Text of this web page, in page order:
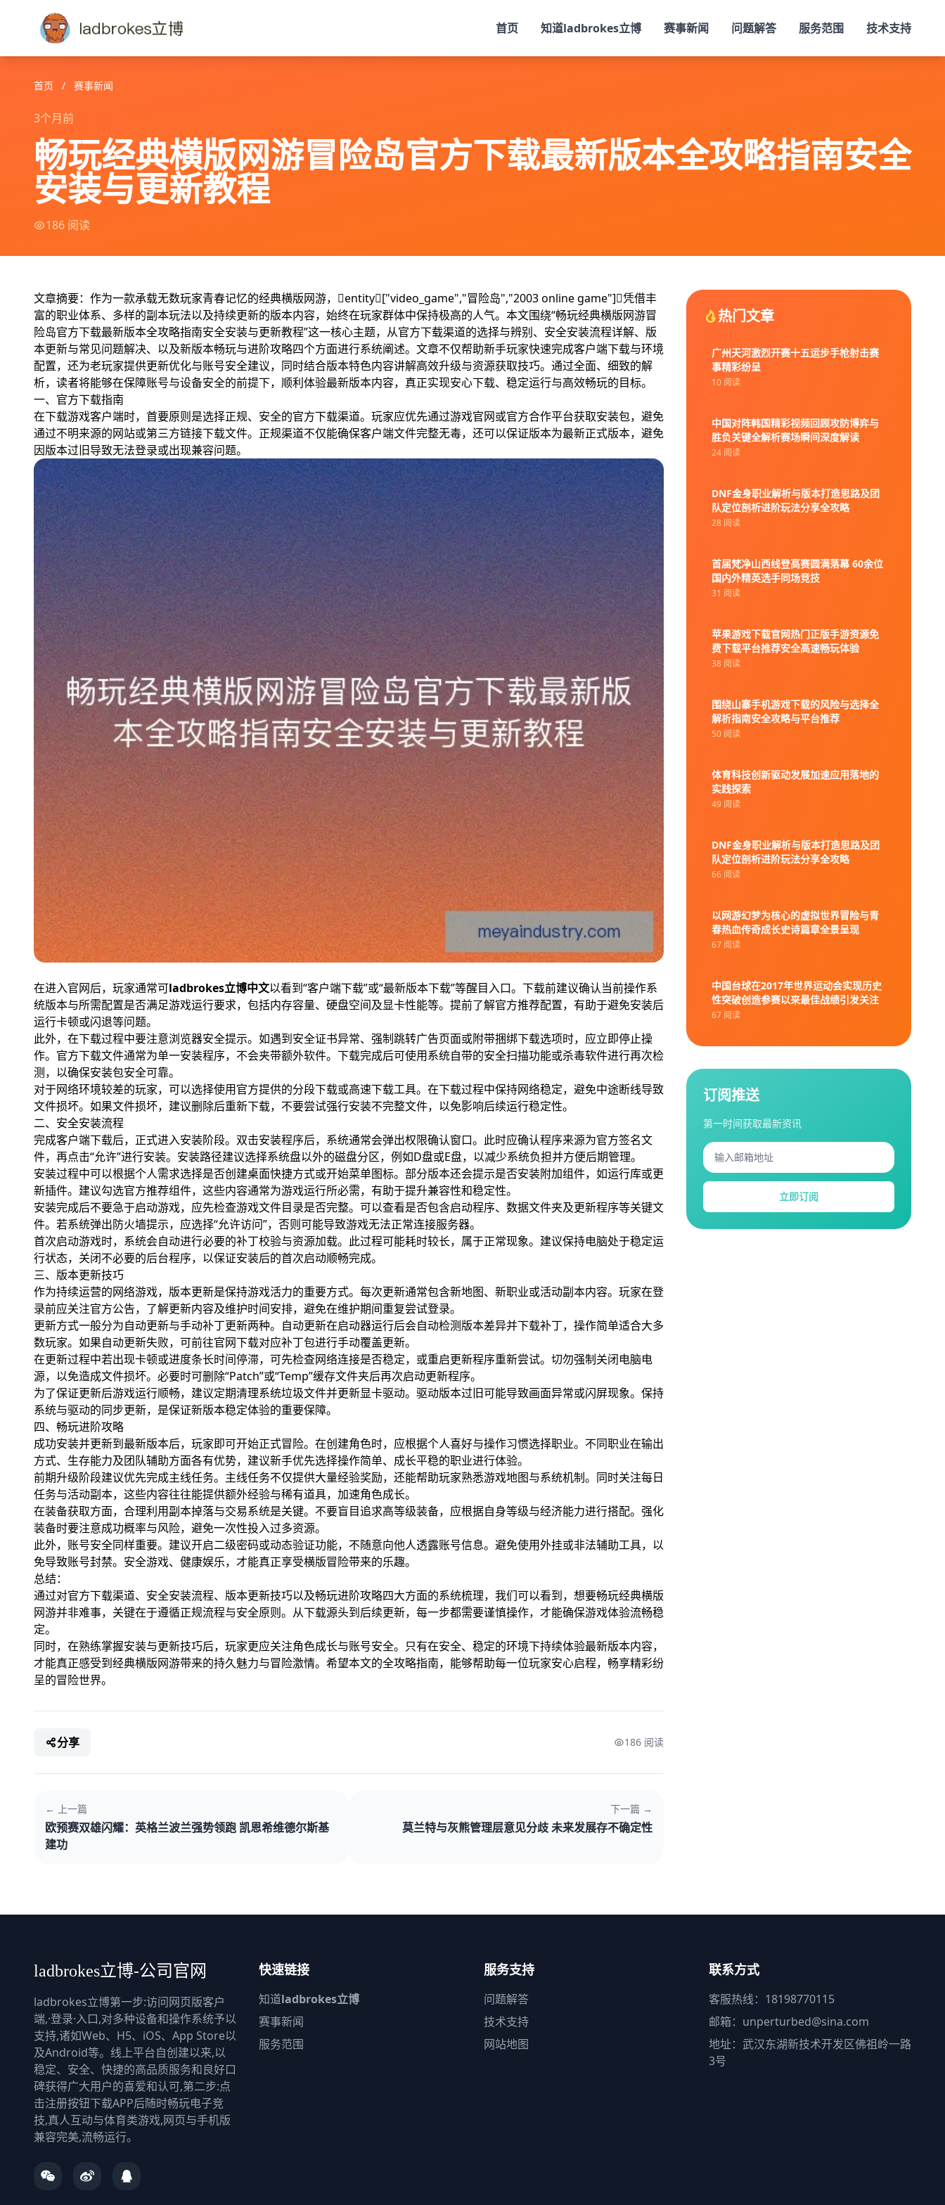
首页 知道ladbrokes立博 赛事新闻 问题解答 服务范围 技术支持
首页 / 赛事新闻
3个月前
畅玩经典横版网游冒险岛官方下载最新版本全攻略指南安全
安装与更新教程
186 阅读
文章摘要：作为一款承载无数玩家青春记忆的经典横版网游，entity["video_game","冒险岛","2003 online game"]凭借丰
富的职业体系、多样的副本玩法以及持续更新的版本内容，始终在玩家群体中保持极高的人气。本文围绕“畅玩经典横版网游冒
险岛官方下载最新版本全攻略指南安全安装与更新教程”这一核心主题，从官方下载渠道的选择与辨别、安全安装流程详解、版
本更新与常见问题解决、以及新版本畅玩与进阶攻略四个方面进行系统阐述。文章不仅帮助新手玩家快速完成客户端下载与环境
配置，还为老玩家提供更新优化与账号安全建议，同时结合版本特色内容讲解高效升级与资源获取技巧。通过全面、细致的解
析，读者将能够在保障账号与设备安全的前提下，顺利体验最新版本内容，真正实现安心下载、稳定运行与高效畅玩的目标。
一、官方下载指南
在下载游戏客户端时，首要原则是选择正规、安全的官方下载渠道。玩家应优先通过游戏官网或官方合作平台获取安装包，避免
通过不明来源的网站或第三方链接下载文件。正规渠道不仅能确保客户端文件完整无毒，还可以保证版本为最新正式版本，避免
因版本过旧导致无法登录或出现兼容问题。
在进入官网后，玩家通常可ladbrokes立博中文以看到“客户端下载”或“最新版本下载”等醒目入口。下载前建议确认当前操作系
统版本与所需配置是否满足游戏运行要求，包括内存容量、硬盘空间及显卡性能等。提前了解官方推荐配置，有助于避免安装后
运行卡顿或闪退等问题。
此外，在下载过程中要注意浏览器安全提示。如遇到安全证书异常、强制跳转广告页面或附带捆绑下载选项时，应立即停止操
作。官方下载文件通常为单一安装程序，不会夹带额外软件。下载完成后可使用系统自带的安全扫描功能或杀毒软件进行再次检
测，以确保安装包安全可靠。
对于网络环境较差的玩家，可以选择使用官方提供的分段下载或高速下载工具。在下载过程中保持网络稳定，避免中途断线导致
文件损坏。如果文件损坏，建议删除后重新下载，不要尝试强行安装不完整文件，以免影响后续运行稳定性。
二、安全安装流程
完成客户端下载后，正式进入安装阶段。双击安装程序后，系统通常会弹出权限确认窗口。此时应确认程序来源为官方签名文
件，再点击“允许”进行安装。安装路径建议选择系统盘以外的磁盘分区，例如D盘或E盘，以减少系统负担并方便后期管理。
安装过程中可以根据个人需求选择是否创建桌面快捷方式或开始菜单图标。部分版本还会提示是否安装附加组件，如运行库或更
新插件。建议勾选官方推荐组件，这些内容通常为游戏运行所必需，有助于提升兼容性和稳定性。
安装完成后不要急于启动游戏，应先检查游戏文件目录是否完整。可以查看是否包含启动程序、数据文件夹及更新程序等关键文
件。若系统弹出防火墙提示，应选择“允许访问”，否则可能导致游戏无法正常连接服务器。
首次启动游戏时，系统会自动进行必要的补丁校验与资源加载。此过程可能耗时较长，属于正常现象。建议保持电脑处于稳定运
行状态，关闭不必要的后台程序，以保证安装后的首次启动顺畅完成。
三、版本更新技巧
作为持续运营的网络游戏，版本更新是保持游戏活力的重要方式。每次更新通常包含新地图、新职业或活动副本内容。玩家在登
录前应关注官方公告，了解更新内容及维护时间安排，避免在维护期间重复尝试登录。
更新方式一般分为自动更新与手动补丁更新两种。自动更新在启动器运行后会自动检测版本差异并下载补丁，操作简单适合大多
数玩家。如果自动更新失败，可前往官网下载对应补丁包进行手动覆盖更新。
在更新过程中若出现卡顿或进度条长时间停滞，可先检查网络连接是否稳定，或重启更新程序重新尝试。切勿强制关闭电脑电
源，以免造成文件损坏。必要时可删除“Patch”或“Temp”缓存文件夹后再次启动更新程序。
为了保证更新后游戏运行顺畅，建议定期清理系统垃圾文件并更新显卡驱动。驱动版本过旧可能导致画面异常或闪屏现象。保持
系统与驱动的同步更新，是保证新版本稳定体验的重要保障。
四、畅玩进阶攻略
成功安装并更新到最新版本后，玩家即可开始正式冒险。在创建角色时，应根据个人喜好与操作习惯选择职业。不同职业在输出
方式、生存能力及团队辅助方面各有优势，建议新手优先选择操作简单、成长平稳的职业进行体验。
前期升级阶段建议优先完成主线任务。主线任务不仅提供大量经验奖励，还能帮助玩家熟悉游戏地图与系统机制。同时关注每日
任务与活动副本，这些内容往往能提供额外经验与稀有道具，加速角色成长。
在装备获取方面，合理利用副本掉落与交易系统是关键。不要盲目追求高等级装备，应根据自身等级与经济能力进行搭配。强化
装备时要注意成功概率与风险，避免一次性投入过多资源。
此外，账号安全同样重要。建议开启二级密码或动态验证功能，不随意向他人透露账号信息。避免使用外挂或非法辅助工具，以
免导致账号封禁。安全游戏、健康娱乐，才能真正享受横版冒险带来的乐趣。
总结：
通过对官方下载渠道、安全安装流程、版本更新技巧以及畅玩进阶攻略四大方面的系统梳理，我们可以看到，想要畅玩经典横版
网游并非难事，关键在于遵循正规流程与安全原则。从下载源头到后续更新，每一步都需要谨慎操作，才能确保游戏体验流畅稳
定。
同时，在熟练掌握安装与更新技巧后，玩家更应关注角色成长与账号安全。只有在安全、稳定的环境下持续体验最新版本内容，
才能真正感受到经典横版网游带来的持久魅力与冒险激情。希望本文的全攻略指南，能够帮助每一位玩家安心启程，畅享精彩纷
呈的冒险世界。
分享 186 阅读
← 上一篇
欧预赛双雄闪耀：英格兰波兰强势领跑 凯恩希维德尔斯基
建功
下一篇 →
莫兰特与灰熊管理层意见分歧 未来发展存不确定性
热门文章
广州天河激烈开赛十五运步手枪射击赛
事精彩纷呈
10 阅读
中国对阵韩国精彩视频回顾攻防博弈与
胜负关键全解析赛场瞬间深度解读
24 阅读
DNF金身职业解析与版本打造思路及团
队定位剖析进阶玩法分享全攻略
28 阅读
首届梵净山西线登高赛圆满落幕 60余位
国内外精英选手同场竞技
31 阅读
苹果游戏下载官网热门正版手游资源免
费下载平台推荐安全高速畅玩体验
38 阅读
围绕山寨手机游戏下载的风险与选择全
解析指南安全攻略与平台推荐
50 阅读
体育科技创新驱动发展加速应用落地的
实践探索
49 阅读
DNF金身职业解析与版本打造思路及团
队定位剖析进阶玩法分享全攻略
66 阅读
以网游幻梦为核心的虚拟世界冒险与青
春热血传奇成长史诗篇章全景呈现
67 阅读
中国台球在2017年世界运动会实现历史
性突破创造参赛以来最佳战绩引发关注
67 阅读
订阅推送
第一时间获取最新资讯
立即订阅
ladbrokes立博-公司官网
ladbrokes立博第一步:访问网页版客户
端,·登录·入口,对多种设备和操作系统予以
支持,诸如Web、H5、iOS、App Store以
及Android等。线上平台自创建以来,以
稳定、安全、快捷的高品质服务和良好口
碑获得广大用户的喜爱和认可,第二步:点
击注册按钮下载APP后随时畅玩电子竞
技,真人互动与体育类游戏,网页与手机版
兼容完美,流畅运行。
快速链接
知道ladbrokes立博
赛事新闻
服务范围
服务支持
问题解答
技术支持
网站地图
联系方式
客服热线：18198770115
邮箱：unperturbed@sina.com
地址：武汉东湖新技术开发区佛祖岭一路
3号